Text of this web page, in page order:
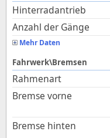
Hinterradantrieb
Anzahl der Gänge
Mehr Daten
Fahrwerk\Bremsen
Rahmenart
Bremse vorne
Bremse hinten